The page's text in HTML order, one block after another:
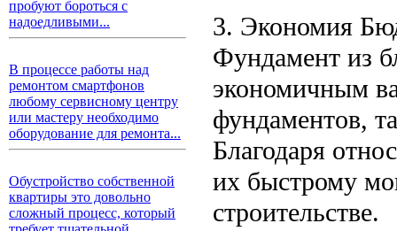
пробуют бороться с
надоедливыми...
В процессе работы над
ремонтом смартфонов
любому сервисному центру
или мастеру необходимо
оборудование для ремонта...
Обустройство собственной
квартиры это довольно
сложный процесс, который
3. Экономия
Фундамент из
экономичным
фундаментов,
Благодаря
их быстрому
строительстве.